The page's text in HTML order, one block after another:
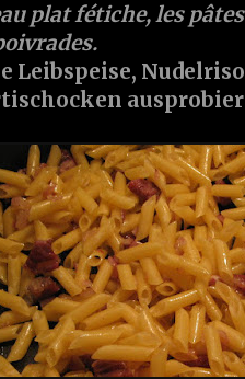
plat fétiche, les
Leibspeise,